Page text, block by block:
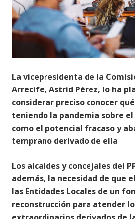
La vicepresidenta de la
Arrecife, Astrid Pérez, lo ha
considerar preciso conocer
teniendo la pandemia sobre
como el potencial fracaso y
temprano derivado de ella
Los alcaldes y concejales del
además, la necesidad de que
las Entidades Locales de un
reconstrucción para atender